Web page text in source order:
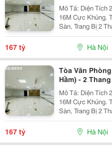
Mô Tả: Diện Tích
16M Cực Khủng.
Sàn, Trang Bị 2
Vị Trí Ngõ Thông,
Thượng Có Bể
167 tỷ Hà Nội
Tòa Văn
Hầm) - 2
Mô Tả: Diện Tích
16M Cực Khủng.
Sàn, Trang Bị 2
Vị Trí Ngõ Thông,
Thượng Có Bể
167 tỷ Hà Nội